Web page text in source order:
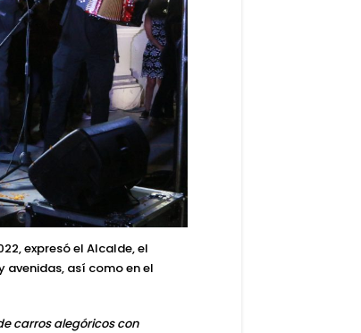
expresó el Alcalde, el
avenidas, así como en el
carros alegóricos con